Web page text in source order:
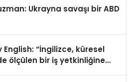
Ukrayna savaşı bir ABD
English: “İngilizce, küresel
ölçülen bir iş yetkinliğine